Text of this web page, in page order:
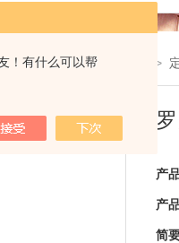
！有什么可以帮
位置：首页> >
产
产
简